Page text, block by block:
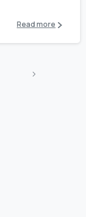
Read more